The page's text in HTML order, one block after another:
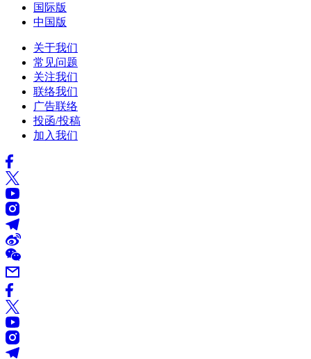
国际版
中国版
关于我们
常见问题
关注我们
联络我们
广告联络
投函/投稿
加入我们